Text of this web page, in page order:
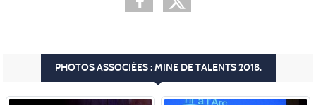
PHOTOS ASSOCIÉES : MINE DE TALENTS 2018.